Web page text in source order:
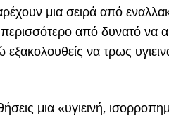
μια σειρά από
περισσότερο από δυνατό
να τρως
μια «υγιεινή,